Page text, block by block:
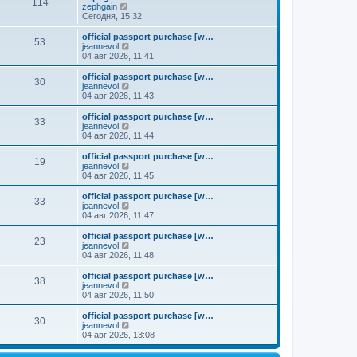
у
с
о
б
щ
е
н
и
н
е
с
о
щ
е
о
с
л
д
н
е
у
с
о
б
щ
е
н
и
114
zephgain
е
р
е
й
и
п
о
с
е
д
н
е
м
у
с
о
о
б
щ
е
н
и
ю
Сегодня, 15:32
53
official passport purchase [w…
jeannevol
е
р
е
й
т
п
о
с
е
н
е
м
с
о
о
щ
е
н
ю
04 авг 2026, 11:41
30
official passport purchase [w…
jeannevol
е
р
е
й
т
п
о
с
е
н
е
м
с
о
о
щ
е
н
ю
04 авг 2026, 11:43
33
official passport purchase [w…
jeannevol
е
р
е
й
т
п
о
с
е
н
е
м
с
о
о
щ
е
н
04 авг 2026, 11:44
19
official passport purchase [w…
jeannevol
е
р
е
й
т
п
о
с
е
н
е
м
с
о
04 авг 2026, 11:45
33
official passport purchase [w…
jeannevol
е
р
е
й
т
п
о
с
е
н
е
04 авг 2026, 11:47
23
official passport purchase [w…
jeannevol
е
р
е
й
т
п
о
с
л
04 авг 2026, 11:48
38
official passport purchase [w…
jeannevol
е
р
е
й
т
к
04 авг 2026, 11:50
30
official passport purchase [w…
jeannevol
е
р
е
04 авг 2026, 13:08